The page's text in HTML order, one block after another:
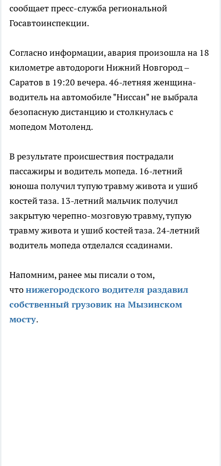
сообщает пресс-служба региональной
Госавтоинспекции.
Согласно информации, авария произошла на 18
километре автодороги Нижний Новгород –
Саратов в 19:20 вечера. 46-летняя женщина-
водитель на автомобиле "Ниссан" не выбрала
безопасную дистанцию и столкнулась с
мопедом Мотоленд.
В результате происшествия пострадали
пассажиры и водитель мопеда. 16-летний
юноша получил тупую травму живота и ушиб
костей таза. 13-летний мальчик получил
закрытую черепно-мозговую травму, тупую
травму живота и ушиб костей таза. 24-летний
водитель мопеда отделался ссадинами.
Напомним, ранее мы писали о том,
чтонижегородского водителя раздавил
собственный грузовик на Мызинском
мосту.